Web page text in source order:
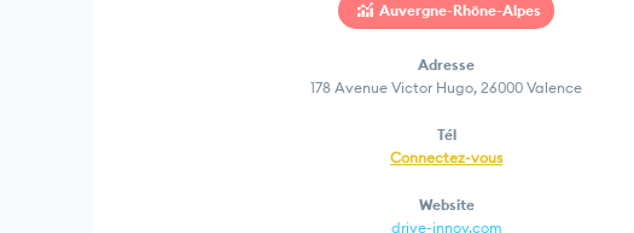
Auvergne-Rhône-Alpes
Adresse
178 Avenue Victor Hugo, 26000 Valence
Tél
Connectez-vous
Website
drive-innov.com